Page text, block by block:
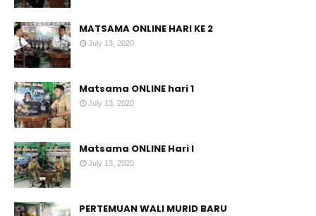
MATSAMA ONLINE HARI KE 2
July 13, 2020
Matsama ONLINE hari 1
July 13, 2020
Matsama ONLINE Hari I
July 13, 2020
PERTEMUAN WALI MURID BARU